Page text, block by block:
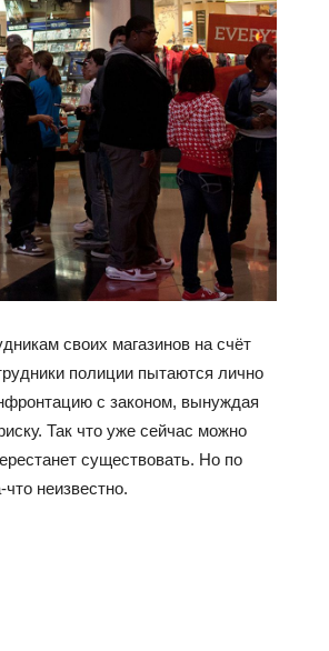
своих магазинов на счёт
полиции пытаются лично
с законом, вынуждая
Так что уже сейчас можно
существовать. Но по
неизвестно.